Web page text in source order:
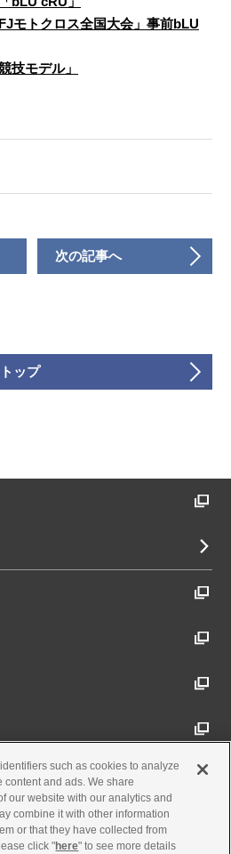
モトクロス全国大会」事前bLU
技モデル」
次の記事へ
ップ
such as cookies to analyze
and ads. We share
our website with our analytics and
combine it with other information
or that they have collected from
click "here" to see more details